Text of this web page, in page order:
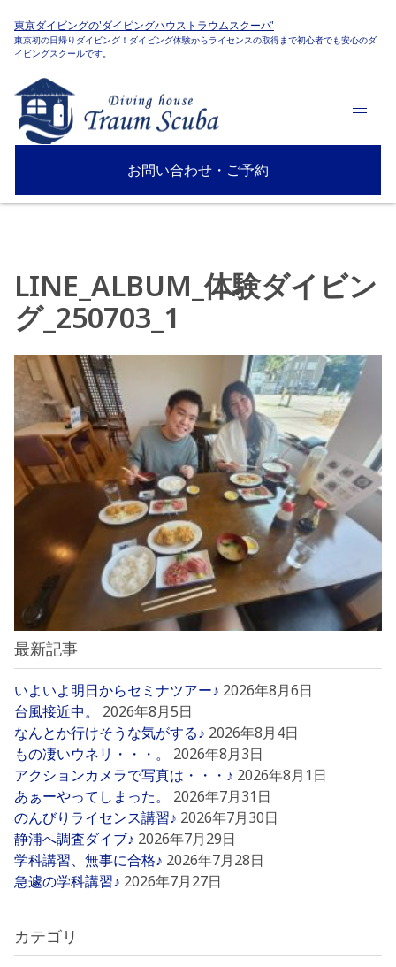
東京ダイビングの'ダイビングハウストラウムスクーバ'
東京初の日帰りダイビング！ダイビング体験からライセンスの取得まで初心者でも安心のダ
イビングスクールです。
お問い合わせ・ご予約
LINE_ALBUM_体験ダイビン
グ_250703_1
最新記事
いよいよ明日からセミナツアー♪ 2026年8月6日
台風接近中。
2026年8月5日
なんとか行けそうな気がする♪ 2026年8月4日
もの凄いウネリ・・・。
2026年8月3日
アクションカメラで写真は・・・♪ 2026年8月1日
あぁーやってしまった。
2026年7月31日
のんびりライセンス講習♪ 2026年7月30日
静浦へ調査ダイブ♪ 2026年7月29日
学科講習、無事に合格♪ 2026年7月28日
急遽の学科講習♪ 2026年7月27日
カテゴリ